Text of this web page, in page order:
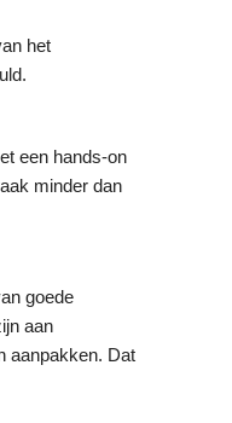
het
een hands-on
minder dan
goede
aan
aanpakken. Dat